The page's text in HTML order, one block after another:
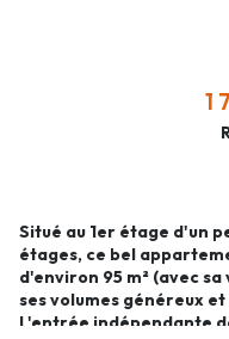
1
Situé au 1er étage d'un
étages, ce bel
d'environ 95 m² (avec
ses volumes généreux
L'entrée indépendante